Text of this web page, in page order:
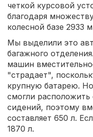
четкой курсовой
благодаря
колесной базе 2933
Мы выделили это
багажного
машин
"страдает",
крупную батарею.
смогли
сидений, поэтому
составляет 650 л.
1870 л.